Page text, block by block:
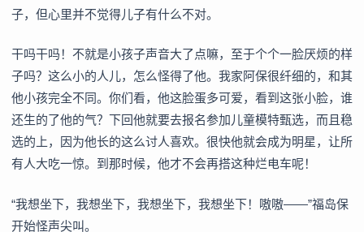
子，但心里并不觉得儿子有什么不对。
干吗干吗！不就是小孩子声音大了点嘛，至于个个一脸厌烦的样
子吗？这么小的人儿，怎么怪得了他。我家阿保很纤细的，和其
他小孩完全不同。你们看，他这脸蛋多可爱，看到这张小脸，谁
还生的了他的气？下回他就要去报名参加儿童模特甄选，而且稳
选的上，因为他长的这么讨人喜欢。很快他就会成为明星，让所
有人大吃一惊。到那时候，他才不会再搭这种烂电车呢！
“我想坐下，我想坐下，我想坐下，我想坐下！嗷嗷——”福岛保
开始怪声尖叫。